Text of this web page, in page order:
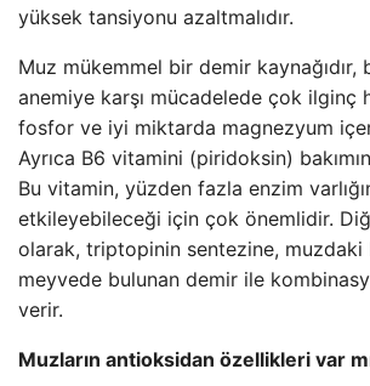
yüksek tansiyonu azaltmalıdır.
Muz mükemmel bir demir kaynağıdır,
anemiye karşı mücadelede çok ilginç
fosfor ve iyi miktarda magnezyum
Ayrıca B6 vitamini (piridoksin)
Bu vitamin, yüzden fazla enzim
etkileyebileceği için çok önemlidir.
olarak, triptopinin sentezine,
meyvede bulunan demir ile
verir.
Muzların antioksidan özellikleri var